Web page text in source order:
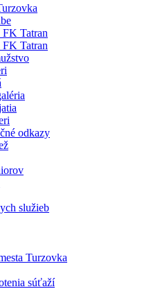
FK Tatran
FK Tatran
odkazy
služieb
Turzovka
súťaží